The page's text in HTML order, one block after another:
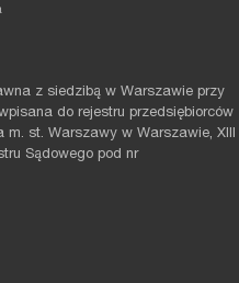
z siedzibą w Warszawie przy
do rejestru przedsiębiorców
m. st. Warszawy w Warszawie, XIII
Sądowego pod nr